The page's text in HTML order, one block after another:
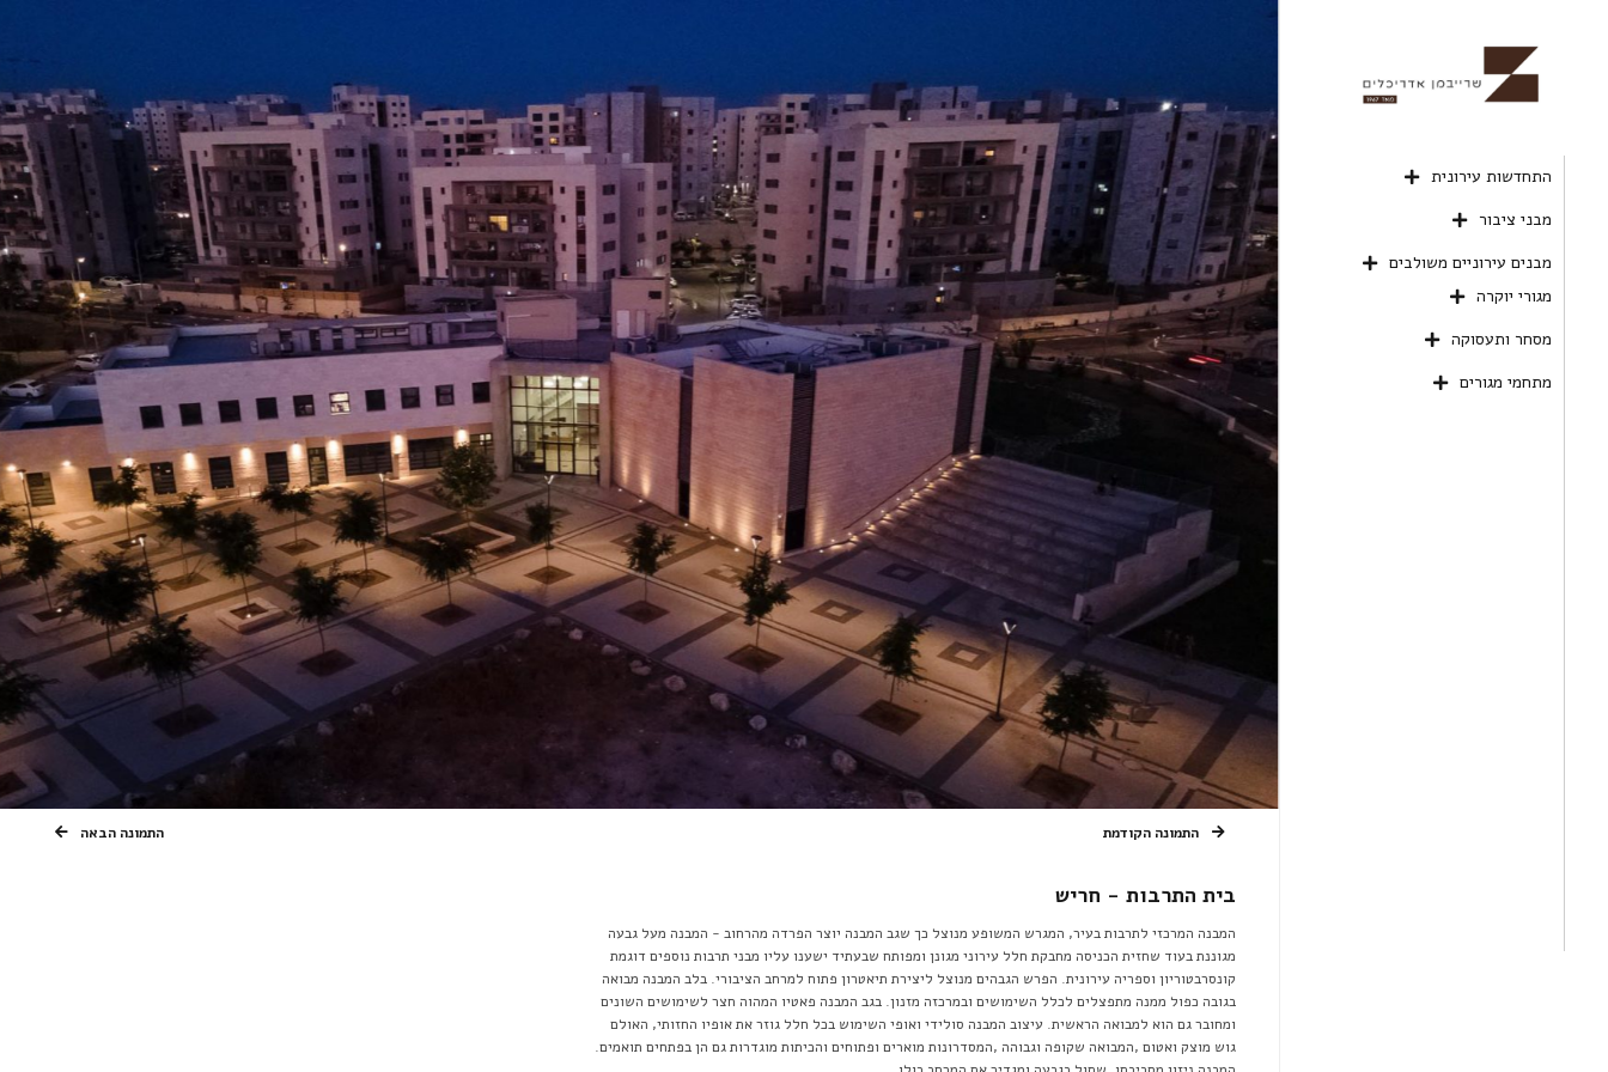
התחדשות עירונית
מבני ציבור
מבנים עירוניים משולבים
מגורי יוקרה
מסחר ותעסוקה
מתחמי מגורים
התמונה הקודמת התמונה הבאה
בית התרבות - חריש
המבנה המרכזי לתרבות בעיר, המגרש המשופע מנוצל כך שגב המבנה יוצר הפרדה מהרחוב - המבנה מעל גבעה
מגוננת בעוד שחזית הכניסה מחבקת חלל עירוני מגונן ומפותח שבעתיד ישענו עליו מבני תרבות נוספים דוגמת
קונסרבטוריון וספריה עירונית. הפרש הגבהים מנוצל ליצירת תיאטרון פתוח למרחב הציבורי. בלב המבנה מבואה
בגובה כפול ממנה מתפצלים לכלל השימושים ובמרכזה מזנון. בגב המבנה פאטיו המהוה חצר לשימושים השונים
ומחובר גם הוא למבואה הראשית. עיצוב המבנה סולידי ואופי השימוש בכל חלל גוזר את אופיו החזותי, האולם
גוש מוצק ואטום ,המבואה שקופה וגבוהה ,המסדרונות מוארים ופתוחים והכיתות מוגדרות גם הן בפתחים תואמים.